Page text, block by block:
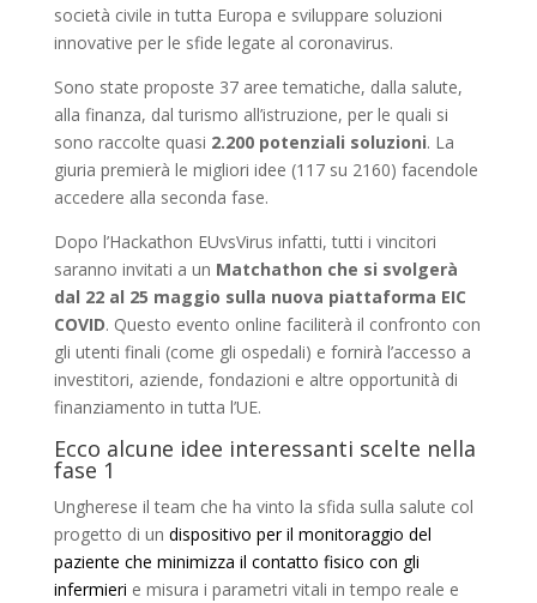
società civile in tutta Europa e sviluppare soluzioni
innovative per le sfide legate al coronavirus.
Sono state proposte 37 aree tematiche, dalla salute,
alla finanza, dal turismo all’istruzione, per le quali si
sono raccolte quasi 2.200 potenziali soluzioni. La
giuria premierà le migliori idee (117 su 2160) facendole
accedere alla seconda fase.
Dopo l’Hackathon EUvsVirus infatti, tutti i vincitori
saranno invitati a un Matchathon che si svolgerà
dal 22 al 25 maggio sulla nuova piattaforma EIC
COVID. Questo evento online faciliterà il confronto con
gli utenti finali (come gli ospedali) e fornirà l’accesso a
investitori, aziende, fondazioni e altre opportunità di
finanziamento in tutta l’UE.
Ecco alcune idee interessanti scelte nella
fase 1
Ungherese il team che ha vinto la sfida sulla salute col
progetto di un dispositivo per il monitoraggio del
paziente che minimizza il contatto fisico con gli
infermieri e misura i parametri vitali in tempo reale e